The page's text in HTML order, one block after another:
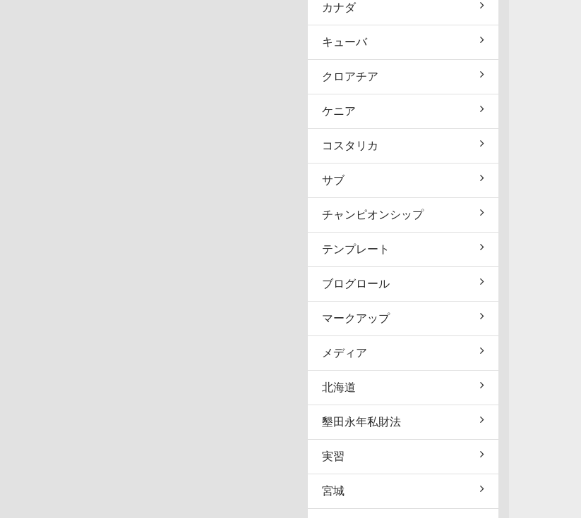
カナダ
キューバ
クロアチア
ケニア
コスタリカ
サブ
チャンピオンシップ
テンプレート
ブログロール
マークアップ
メディア
北海道
墾田永年私財法
実習
宮城